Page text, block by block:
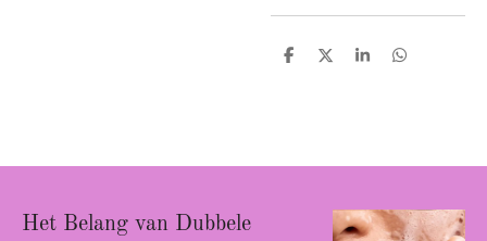
D
D
S
D
Het Belang van Dubbele